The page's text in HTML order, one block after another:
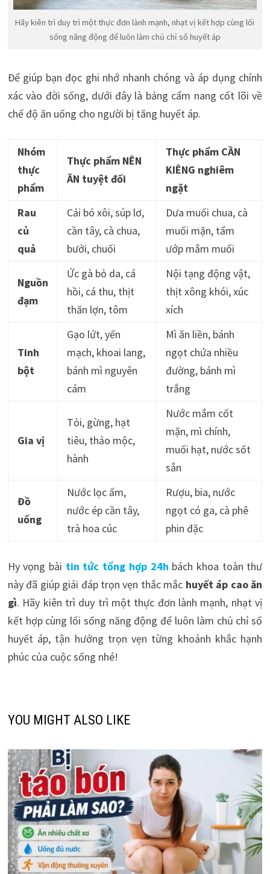
Hãy kiên trì duy trì một thực đơn lành mạnh, nhạt vị kết hợp cùng lối
sống năng động để luôn làm chủ chỉ số huyết áp
Để giúp bạn đọc ghi nhớ nhanh chóng và áp dụng chính
xác vào đời sống, dưới đây là bảng cẩm nang cốt lõi về
chế độ ăn uống cho người bị tăng huyết áp.
Nhóm
thực
phẩm
Thực phẩm NÊN
ĂN tuyệt đối
Thực phẩm CẦN
KIÊNG nghiêm
ngặt
Rau
củ
quả
Cải bó xôi, súp lơ,
cần tây, cà chua,
bưởi, chuối
Dưa muối chua, cà
muối mặn, tẩm
ướp mắm muối
Nguồn
đạm
Ức gà bỏ da, cá
hồi, cá thu, thịt
thăn lợn, tôm
Nội tạng động vật,
thịt xông khói, xúc
xích
Tinh
bột
Gạo lứt, yến
mạch, khoai lang,
bánh mì nguyên
cám
Mì ăn liền, bánh
ngọt chứa nhiều
đường, bánh mì
trắng
Gia vị
Tỏi, gừng, hạt
tiêu, thảo mộc,
hành
Nước mắm cốt
mặn, mì chính,
muối hạt, nước sốt
sẵn
Đồ
uống
Nước lọc ấm,
nước ép cần tây,
trà hoa cúc
Rượu, bia, nước
ngọt có ga, cà phê
phin đặc
Hy vọng bài tin tức tổng hợp 24h bách khoa toàn thư
này đã giúp giải đáp trọn vẹn thắc mắc huyết áp cao ăn
gì. Hãy kiên trì duy trì một thực đơn lành mạnh, nhạt vị
kết hợp cùng lối sống năng động để luôn làm chủ chỉ số
huyết áp, tận hưởng trọn vẹn từng khoảnh khắc hạnh
phúc của cuộc sống nhé!
YOU MIGHT ALSO LIKE